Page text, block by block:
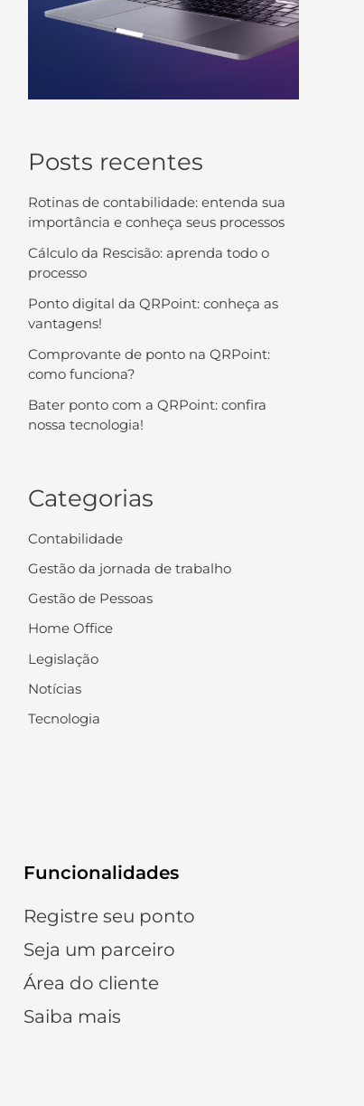
Posts recentes
Rotinas de contabilidade: entenda sua
importância e conheça seus processos
Cálculo da Rescisão: aprenda todo o
processo
Ponto digital da QRPoint: conheça as
vantagens!
Comprovante de ponto na QRPoint:
como funciona?
Bater ponto com a QRPoint: confira
nossa tecnologia!
Categorias
Contabilidade
Gestão da jornada de trabalho
Gestão de Pessoas
Home Office
Legislação
Notícias
Tecnologia
Funcionalidades
Registre seu ponto
Seja um parceiro
Área do cliente
Saiba mais